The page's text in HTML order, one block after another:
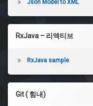
Json Model to XML
RxJava – 리액티브
RxJava sample
Git ( 힘내)